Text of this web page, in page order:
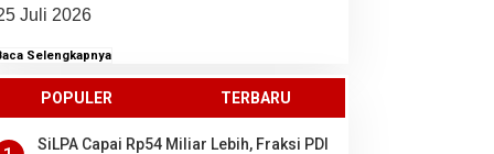
Juli 2026
Selengkapnya
POPULER TERBARU
SiLPA Capai Rp54 Miliar Lebih, Fraksi PDI